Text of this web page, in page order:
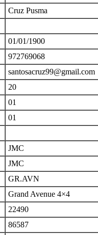
Cruz Pusma
01/01/1900
972769068
santosacruz99@gmail.com
20
01
01
JMC
JMC
GR.AVN
Grand Avenue 4×4
22490
86587